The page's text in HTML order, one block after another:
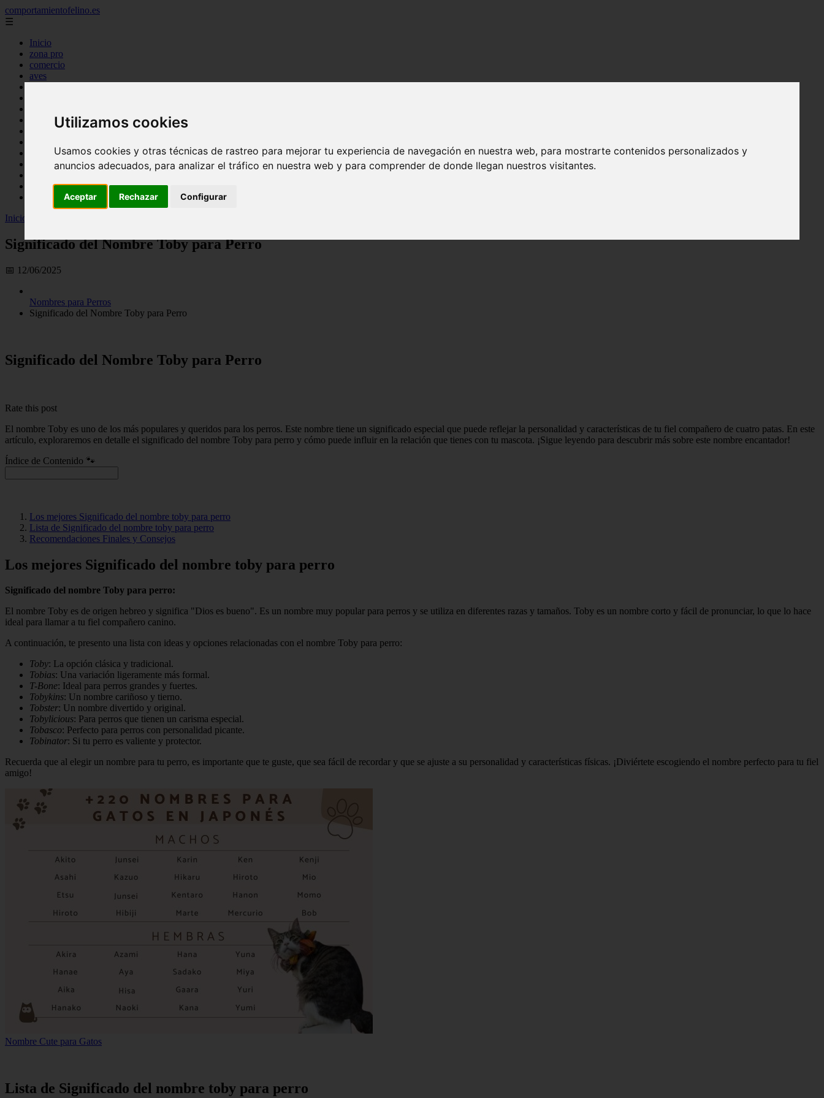
Utilizamos cookies
Usamos cookies y otras técnicas de rastreo para mejorar tu experiencia de navegación en nuestra web, para mostrarte contenidos personalizados y
anuncios adecuados, para analizar el tráfico en nuestra web y para comprender de donde llegan nuestros visitantes.
Aceptar Rechazar Configurar
comportamientofelino.es
☰
Inicio
zona pro
comercio
aves
acuariofilia
articulos
nombres para gatos
novedades
uncategorized
Inicio
Significado del Nombre Toby para Perro
📅 12/06/2025
Nombres para Perros
Significado del Nombre Toby para Perro
Significado del Nombre Toby para Perro
Rate this post
El nombre Toby es uno de los más populares y queridos para los perros. Este nombre tiene un significado especial que puede reflejar la personalidad y características de tu fiel compañero de cuatro patas. En este
artículo, exploraremos en detalle el significado del nombre Toby para perro y cómo puede influir en la relación que tienes con tu mascota. ¡Sigue leyendo para descubrir más sobre este nombre encantador!
Índice de Contenido 🐾
Los mejores Significado del nombre toby para perro
Lista de Significado del nombre toby para perro
Recomendaciones Finales y Consejos
Los mejores Significado del nombre toby para perro
Significado del nombre Toby para perro:
El nombre Toby es de origen hebreo y significa "Dios es bueno". Es un nombre muy popular para perros y se utiliza en diferentes razas y tamaños. Toby es un nombre corto y fácil de pronunciar, lo que lo hace
ideal para llamar a tu fiel compañero canino.
A continuación, te presento una lista con ideas y opciones relacionadas con el nombre Toby para perro:
Toby: La opción clásica y tradicional.
Tobias: Una variación ligeramente más formal.
T-Bone: Ideal para perros grandes y fuertes.
Tobykins: Un nombre cariñoso y tierno.
Tobster: Un nombre divertido y original.
Tobylicious: Para perros que tienen un carisma especial.
Tobasco: Perfecto para perros con personalidad picante.
Tobinator: Si tu perro es valiente y protector.
Recuerda que al elegir un nombre para tu perro, es importante que te guste, que sea fácil de recordar y que se ajuste a su personalidad y características físicas. ¡Diviértete escogiendo el nombre perfecto para tu fiel
amigo!
Nombre Cute para Gatos
Lista de Significado del nombre toby para perro